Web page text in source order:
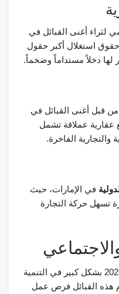
لثراء أغنى القبائل في
حقوق استغلال أكبر حقول
لها دخلاً مستداماً وضخماً.
قبل أغنى القبائل في
عقارية عملاقة تشمل
والتجارية الفاخرة.
في الإمارات، حيث
تسهل حركة التجارة
تساهم أغنى القبائل في الامارات 2025 بشكل كبير في التنمية
هذه القبائل فرص عمل